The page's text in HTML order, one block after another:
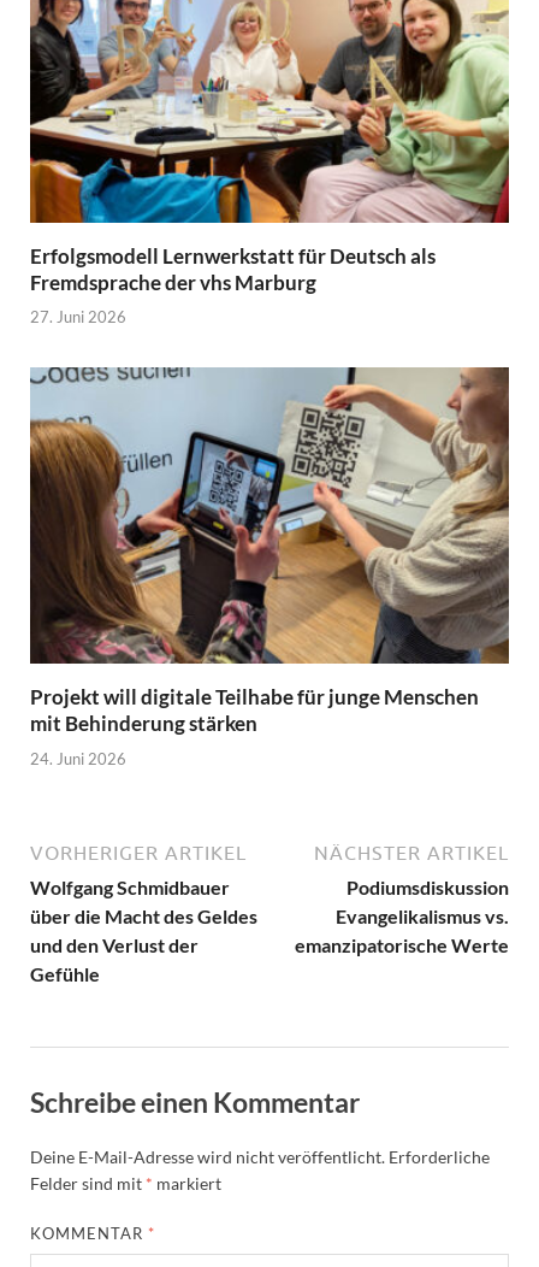
Erfolgsmodell Lernwerkstatt für Deutsch als
Fremdsprache der vhs Marburg
27. Juni 2026
Projekt will digitale Teilhabe für junge Menschen
mit Behinderung stärken
24. Juni 2026
VORHERIGER ARTIKEL
Wolfgang Schmidbauer
über die Macht des Geldes
und den Verlust der
Gefühle
NÄCHSTER ARTIKEL
Podiumsdiskussion
Evangelikalismus vs.
emanzipatorische Werte
Schreibe einen Kommentar
Deine E-Mail-Adresse wird nicht veröffentlicht. Erforderliche
Felder sind mit * markiert
KOMMENTAR *